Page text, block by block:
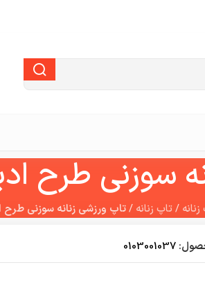
سوزنی طرح
/ تاپ زنانه /تاپ ورزشی زنانه سوزنی
0103001037